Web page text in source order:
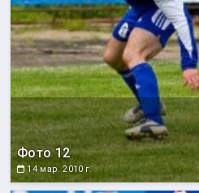
Фото 12
14 мар. 2010 г.